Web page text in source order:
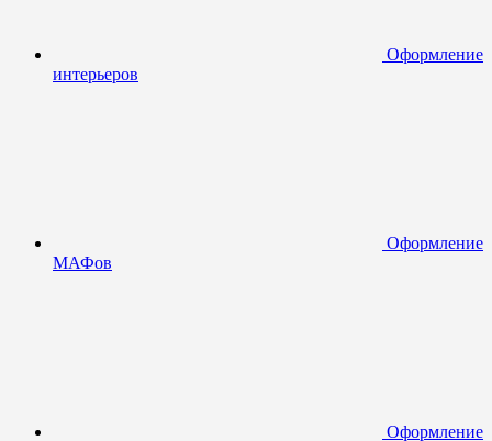
Оформление
интерьеров
Оформление
МАФов
Оформление